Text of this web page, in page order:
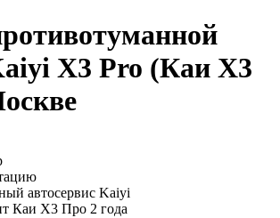
X3 Pro (Каи Х3
автосервис Kaiyi
Каи Х3 Про 2 года